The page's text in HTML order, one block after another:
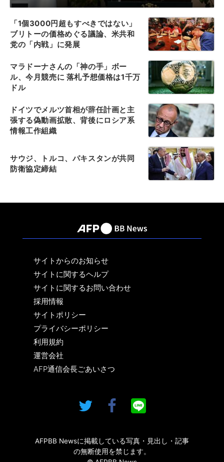
「1個3000円超もすべきではない」
ブリトーの価格めぐる議論、米共和
党の「内戦」に発展
マラドーナさんの「神の手」ボー
ル、今月競売に 落札予想価格は1千万
ドル
ドイツでメルツ首相が辞任計画と主
張する偽動画拡散、背後にロシア系
情報工作組織
サウジ、トルコ、パキスタンが共同
防衛協定締結
サイトからのお知らせ
サイトに関するヘルプ
サイトに関するお問い合わせ
採用情報
サイトポリシー
プライバシーポリシー
利用規約
運営会社
AFP通信会長ごあいさつ
AFPBB Newsに掲載している写真・見出し・記事
の無断使用を禁じます。